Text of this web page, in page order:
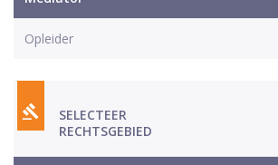
Opleider
SELECTEER
RECHTSGEBIED